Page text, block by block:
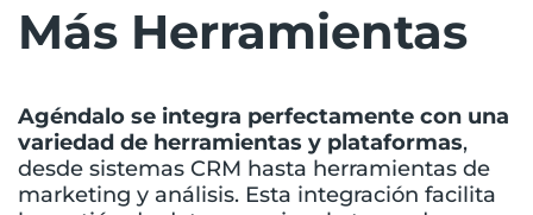
Más Herramientas
Agéndalo se integra perfectamente con una
variedad de herramientas y plataformas,
desde sistemas CRM hasta herramientas de
marketing y análisis. Esta integración facilita